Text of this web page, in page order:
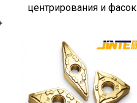
центрирования и фасок